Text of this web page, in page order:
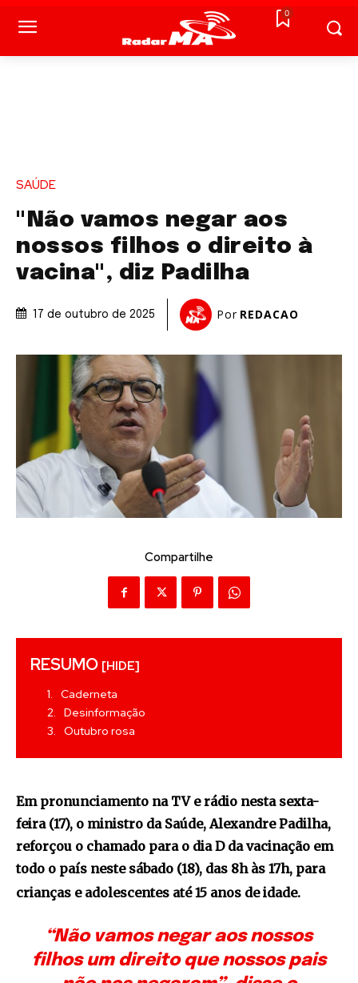
0
SAÚDE
"Não vamos negar aos
nossos filhos o direito à
vacina", diz Padilha
17 de outubro de 2025 Por REDACAO
Compartilhe
RESUMO [HIDE]
Caderneta
Desinformação
Outubro rosa
Em pronunciamento na TV e rádio nesta sexta-
feira (17), o ministro da Saúde, Alexandre Padilha,
reforçou o chamado para o dia D da vacinação em
todo o país neste sábado (18), das 8h às 17h, para
crianças e adolescentes até 15 anos de idade.
“Não vamos negar aos nossos
filhos um direito que nossos pais